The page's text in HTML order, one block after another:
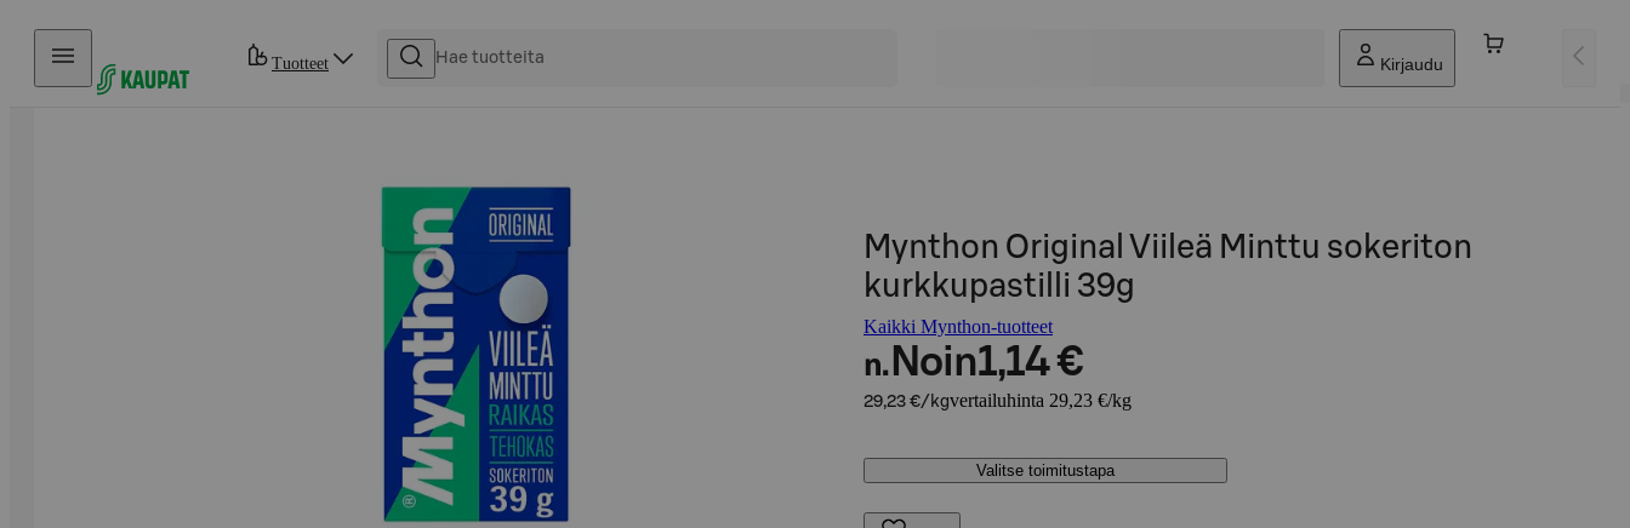
Hyppää sisältöön
Tuotteet Kirjaudu
Mynthon Original Viileä Minttu sokeriton
kurkkupastilli 39g
Kaikki Mynthon-tuotteet
n. Noin1,14 €
29,23 €/kgvertailuhinta 29,23 €/kg
Valitse toimitustapa